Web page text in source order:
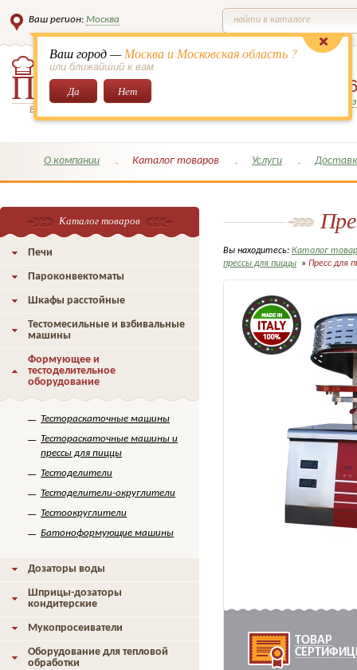
Ваш регион: Москва
Ваш город —Москва и Московская область ?
или ближайший к вам
Да Нет
найти в каталоге
Всё для кондитеров и поваров!
649-
Заказать обратный
О компании Каталог товаров Услуги
Вы находитесь: Католог
прессы для пиццы » Пресс для
ТОВАР
Каталог товаров
Печи
Пароконвектоматы
Шкафы расстойные
Тестомесильные и взбивальные
машины
Формующее и
тестоделительное
оборудование
Тестораскаточные машины
Тестораскаточные машины и
прессы для пиццы
Тестоделители
Тестоделители-округлители
Тестоокруглители
Батоноформующие машины
Дозаторы воды
Шприцы-дозаторы
кондитерские
Мукопросеиватели
Оборудование для тепловой
обработки